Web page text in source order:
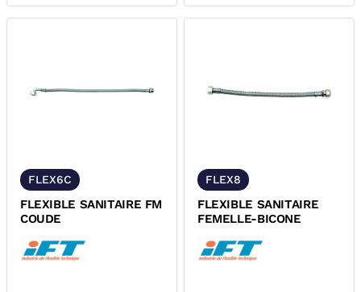
FLEX6C
FLEXIBLE SANITAIRE FM
COUDE
FLEX8
FLEXIBLE SANITAIRE
FEMELLE-BICONE